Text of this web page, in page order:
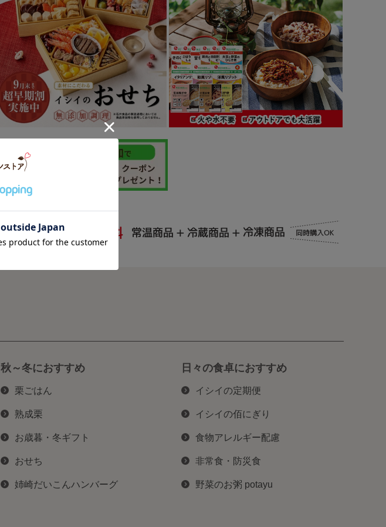
秋～冬におすすめ
栗ごはん
熟成栗
お歳暮・冬ギフト
おせち
姉崎だいこんハンバーグ
日々の食卓におすすめ
イシイの定期便
イシイの佰にぎり
食物アレルギー配慮
非常食・防災食
野菜のお粥 potayu